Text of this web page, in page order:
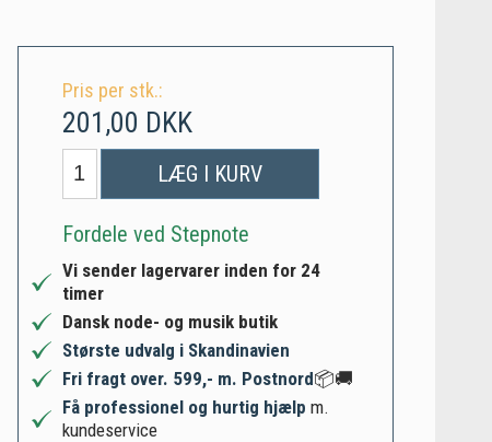
Pris per stk.:
201,00 DKK
LÆG I KURV
Fordele ved Stepnote
Vi sender lagervarer inden for 24
timer
Dansk node- og musik butik
Største udvalg i Skandinavien
Fri fragt over. 599,- m. Postnord📦🚚
Få professionel og hurtig hjælp m.
kundeservice